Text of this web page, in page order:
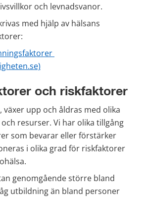
och levnadsvanor.
med hjälp av hälsans
och riskfaktorer
växer upp och åldras med olika
resurser. Vi har olika tillgång
som bevarar eller förstärker
i olika grad för riskfaktorer
genomgående större bland
utbildning än bland personer